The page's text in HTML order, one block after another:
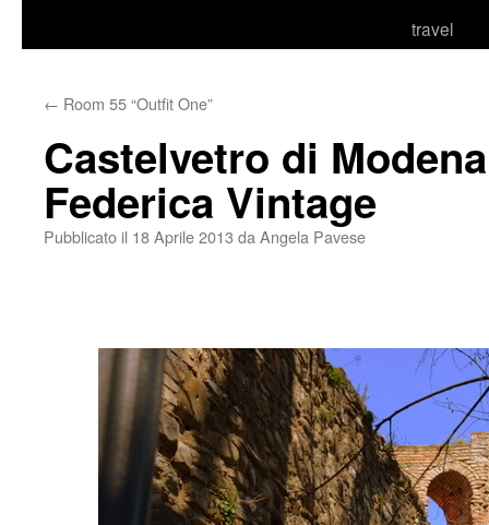
travel
← Room 55 “Outfit One”
Castelvetro di
Federica Vintage
Pubblicato il 18 Aprile 2013 da Angela Pavese